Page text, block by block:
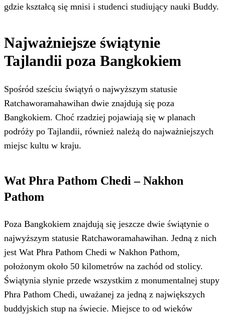
gdzie kształcą się mnisi i studenci studiujący nauki Buddy.
Najważniejsze świątynie
Tajlandii poza Bangkokiem
Spośród sześciu świątyń o najwyższym statusie
Ratchaworamahawihan dwie znajdują się poza
Bangkokiem. Choć rzadziej pojawiają się w planach
podróży po Tajlandii, również należą do najważniejszych
miejsc kultu w kraju.
Wat Phra Pathom Chedi – Nakhon
Pathom
Poza Bangkokiem znajdują się jeszcze dwie świątynie o
najwyższym statusie Ratchaworamahawihan. Jedną z nich
jest Wat Phra Pathom Chedi w Nakhon Pathom,
położonym około 50 kilometrów na zachód od stolicy.
Świątynia słynie przede wszystkim z monumentalnej stupy
Phra Pathom Chedi, uważanej za jedną z największych
buddyjskich stup na świecie. Miejsce to od wieków